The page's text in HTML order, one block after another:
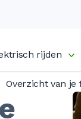
rijden